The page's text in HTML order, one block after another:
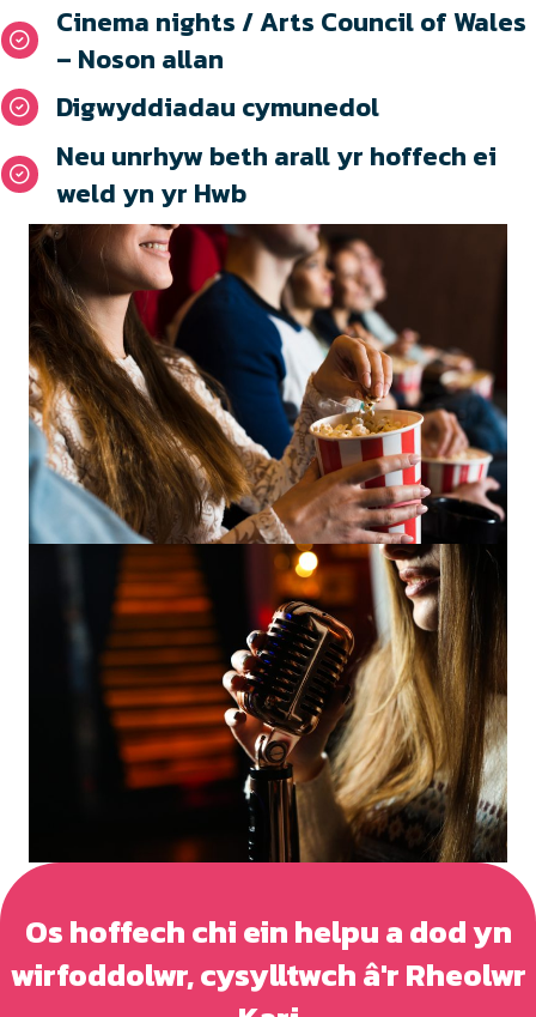
Cinema nights / Arts Council of Wales
– Noson allan
Digwyddiadau cymunedol
Neu unrhyw beth arall yr hoffech ei
weld yn yr Hwb
Os hoffech chi ein helpu a dod yn
wirfoddolwr, cysylltwch â'r Rheolwr